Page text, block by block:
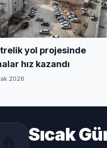
yol projesinde
hız kazandı
2026
Sıcak